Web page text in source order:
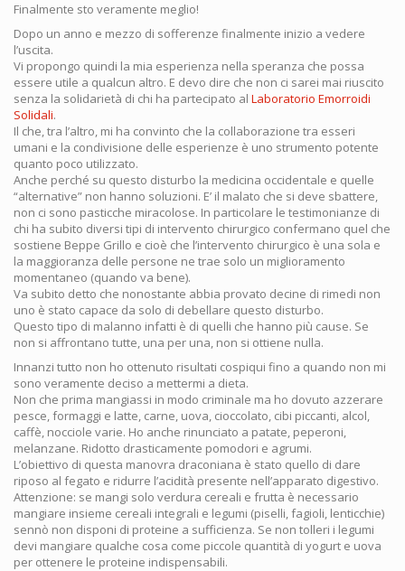
Finalmente sto veramente meglio!
Dopo un anno e mezzo di sofferenze finalmente inizio a vedere
l’uscita.
Vi propongo quindi la mia esperienza nella speranza che possa
essere utile a qualcun altro. E devo dire che non ci sarei mai riuscito
senza la solidarietà di chi ha partecipato al Laboratorio Emorroidi
Solidali.
Il che, tra l’altro, mi ha convinto che la collaborazione tra esseri
umani e la condivisione delle esperienze è uno strumento potente
quanto poco utilizzato.
Anche perché su questo disturbo la medicina occidentale e quelle
“alternative” non hanno soluzioni. E’ il malato che si deve sbattere,
non ci sono pasticche miracolose. In particolare le testimonianze di
chi ha subito diversi tipi di intervento chirurgico confermano quel che
sostiene Beppe Grillo e cioè che l’intervento chirurgico è una sola e
la maggioranza delle persone ne trae solo un miglioramento
momentaneo (quando va bene).
Va subito detto che nonostante abbia provato decine di rimedi non
uno è stato capace da solo di debellare questo disturbo.
Questo tipo di malanno infatti è di quelli che hanno più cause. Se
non si affrontano tutte, una per una, non si ottiene nulla.
Innanzi tutto non ho ottenuto risultati cospiqui fino a quando non mi
sono veramente deciso a mettermi a dieta.
Non che prima mangiassi in modo criminale ma ho dovuto azzerare
pesce, formaggi e latte, carne, uova, cioccolato, cibi piccanti, alcol,
caffè, nocciole varie. Ho anche rinunciato a patate, peperoni,
melanzane. Ridotto drasticamente pomodori e agrumi.
L’obiettivo di questa manovra draconiana è stato quello di dare
riposo al fegato e ridurre l’acidità presente nell’apparato digestivo.
Attenzione: se mangi solo verdura cereali e frutta è necessario
mangiare insieme cereali integrali e legumi (piselli, fagioli, lenticchie)
sennò non disponi di proteine a sufficienza. Se non tolleri i legumi
devi mangiare qualche cosa come piccole quantità di yogurt e uova
per ottenere le proteine indispensabili.